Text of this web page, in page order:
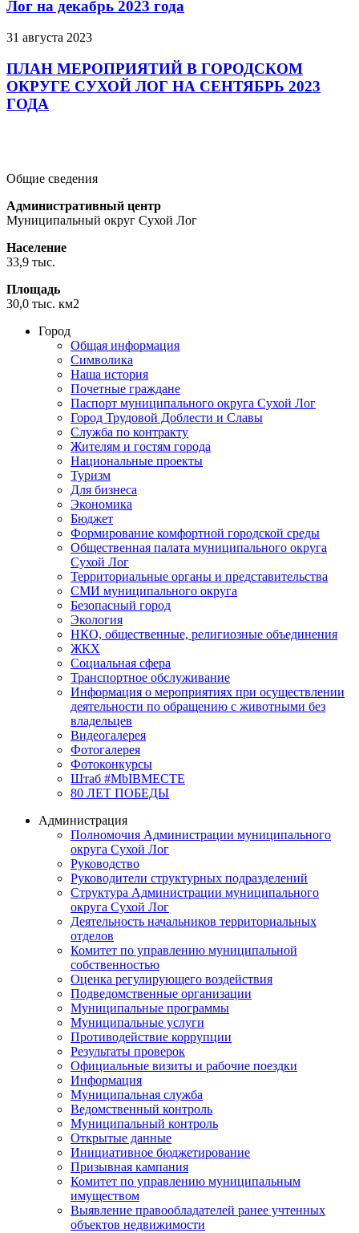
Лог на декабрь 2023 года
31 августа 2023
ПЛАН МЕРОПРИЯТИЙ В ГОРОДСКОМ
ОКРУГЕ СУХОЙ ЛОГ НА СЕНТЯБРЬ 2023
ГОДА
Общие сведения
Административный центр
Муниципальный округ Сухой Лог
Население
33,9 тыс.
Площадь
30,0 тыс. км2
Город
Общая информация
Символика
Наша история
Почетные граждане
Паспорт муниципального округа Сухой Лог
Город Трудовой Доблести и Славы
Служба по контракту
Жителям и гостям города
Национальные проекты
Туризм
Для бизнеса
Экономика
Бюджет
Формирование комфортной городской среды
Общественная палата муниципального округа
Сухой Лог
Территориальные органы и представительства
СМИ муниципального округа
Безопасный город
Экология
НКО, общественные, религиозные объединения
ЖКХ
Социальная сфера
Транспортное обслуживание
Информация о мероприятиях при осуществлении
деятельности по обращению с животными без
владельцев
Видеогалерея
Фотогалерея
Фотоконкурсы
Штаб #MbIBMECTE
80 ЛЕТ ПОБЕДЫ
Администрация
Полномочия Администрации муниципального
округа Сухой Лог
Руководство
Руководители структурных подразделений
Структура Администрации муниципального
округа Сухой Лог
Деятельность начальников территориальных
отделов
Комитет по управлению муниципальной
собственностью
Оценка регулирующего воздействия
Подведомственные организации
Муниципальные программы
Муниципальные услуги
Противодействие коррупции
Результаты проверок
Официальные визиты и рабочие поездки
Информация
Муниципальная служба
Ведомственный контроль
Муниципальный контроль
Открытые данные
Инициативное бюджетирование
Призывная кампания
Комитет по управлению муниципальным
имуществом
Выявление правообладателей ранее учтенных
объектов недвижимости